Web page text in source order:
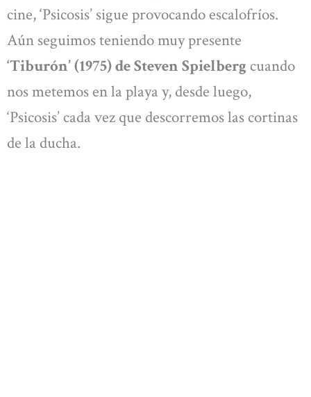
cine, ‘Psicosis’ sigue provocando escalofríos.
Aún seguimos teniendo muy presente
‘Tiburón’ (1975) de Steven Spielberg cuando
nos metemos en la playa y, desde luego,
‘Psicosis’ cada vez que descorremos las cortinas
de la ducha.